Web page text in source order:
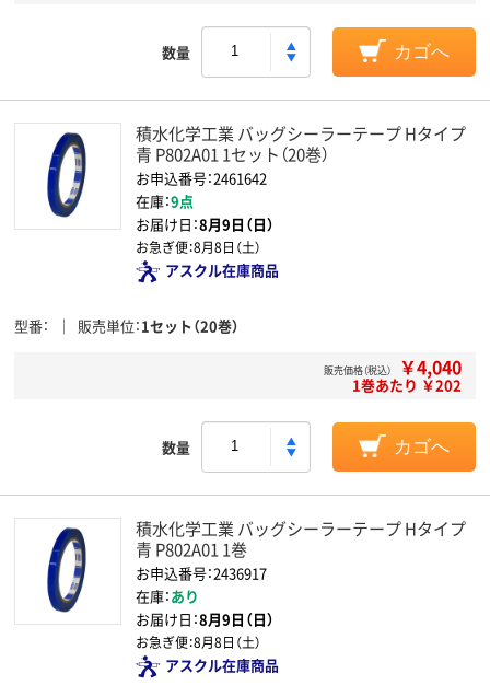
数量 カゴへ
積水化学工業 バッグシーラーテープ Hタイプ
青 P802A01 1セット（20巻）
お申込番号：2461642
在庫：9点
お届け日：8月9日（日）
お急ぎ便：8月8日（土）
アスクル在庫商品
型番 販売単位 1セット（20巻）
販売価格（税込） ￥4,040
1巻あたり ￥202
数量 カゴへ
積水化学工業 バッグシーラーテープ Hタイプ
青 P802A01 1巻
お申込番号：2436917
在庫：あり
お届け日：8月9日（日）
お急ぎ便：8月8日（土）
アスクル在庫商品